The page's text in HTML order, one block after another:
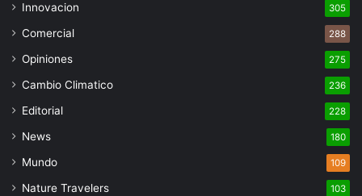
Innovacion 305
Comercial 288
Opiniones 275
Cambio Climatico 236
Editorial 228
News 180
Mundo 109
Nature Travelers 103